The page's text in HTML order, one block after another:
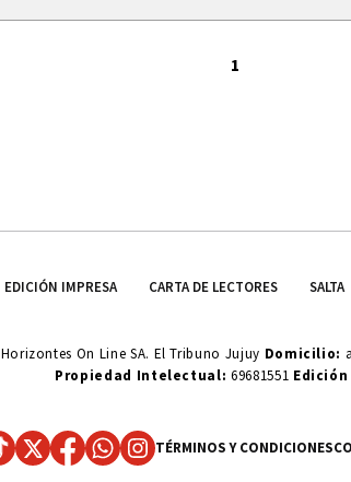
1
EDICIÓN IMPRESA CARTA DE LECTORES SALTA
Horizontes On Line SA. El Tribuno Jujuy Domicilio:
Propiedad Intelectual: 69681551 Edición
TÉRMINOS Y CONDICIONES